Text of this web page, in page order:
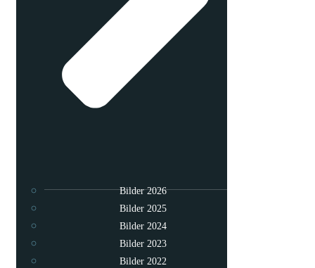
Bilder 2026
Bilder 2025
Bilder 2024
Bilder 2023
Bilder 2022